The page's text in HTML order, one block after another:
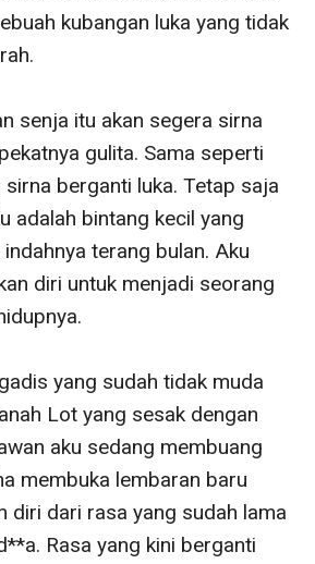
kubangan luka yang tidak
senja itu akan segera sirna
gulita. Sama seperti
berganti luka. Tetap saja
adalah bintang kecil yang
terang bulan. Aku
diri untuk menjadi seorang
yang sudah tidak muda
Lot yang sesak dengan
aku sedang membuang
membuka lembaran baru
diri dari rasa yang sudah lama
Rasa yang kini berganti